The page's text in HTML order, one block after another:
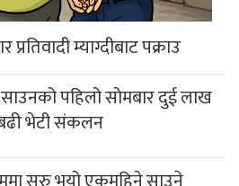
म्याग्दीबाट पक्राउ
पहिलो सोमबार दुई लाख
भेटी संकलन